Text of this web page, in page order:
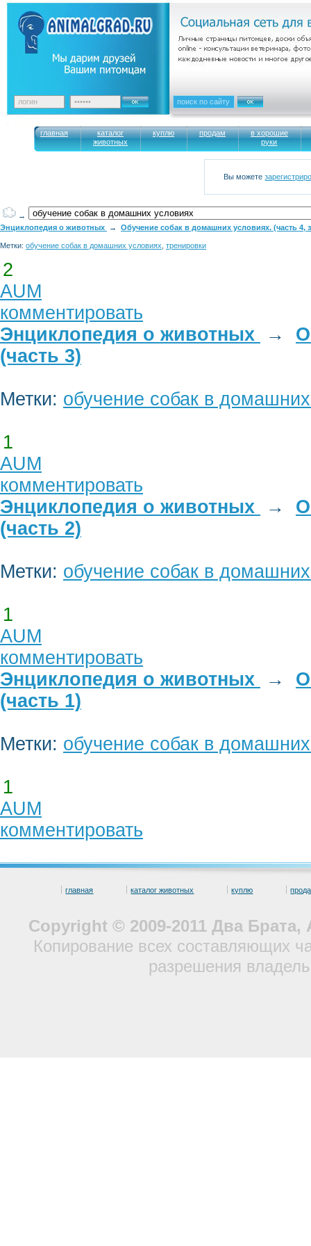
главная
каталог
животных
куплю продам
в хорошие
руки
Вы можете
→
Энциклопедия о животных
→ Обучение собак в домашних условиях. (часть 4,
Метки: обучение собак в домашних условиях тренировки
2
AUM
комментировать
Энциклопедия о животных
→
(часть 3)
Метки: обучение собак в
1
AUM
комментировать
Энциклопедия о животных
→
(часть 2)
Метки: обучение собак в
1
AUM
комментировать
Энциклопедия о животных
→
(часть 1)
Метки: обучение собак в
1
AUM
комментировать
главная каталог животных куплю
Copyright © 2009-2011 Два
Копирование всех составляющих
разрешения